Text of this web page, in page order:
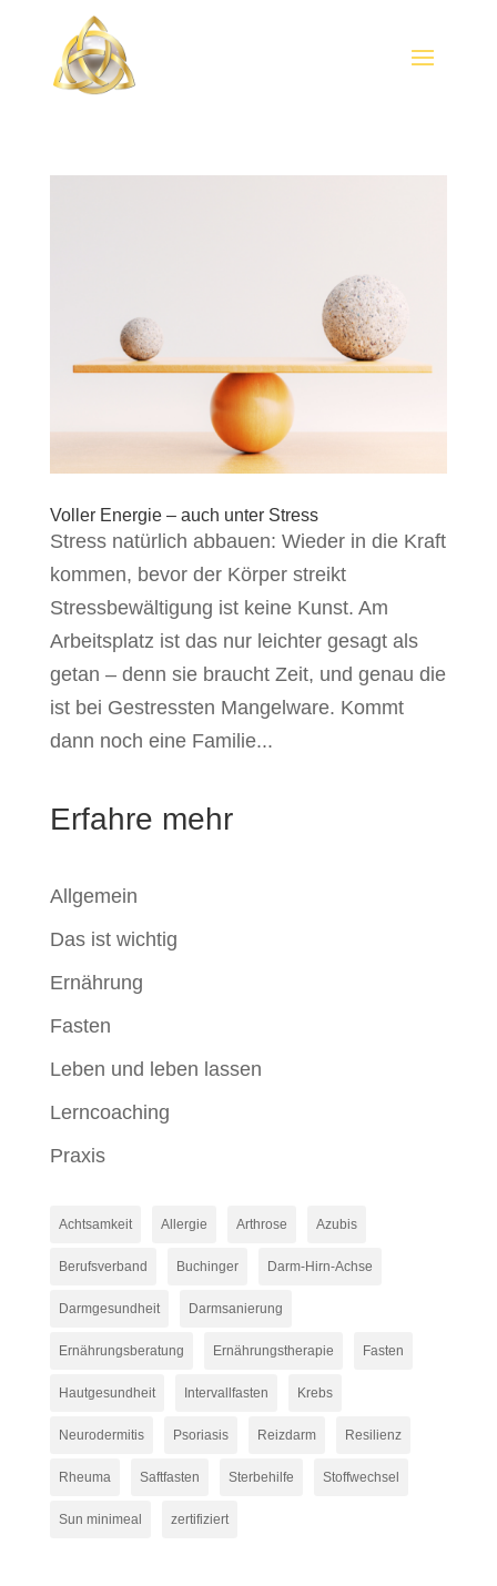
Voller Energie – auch unter Stress
Stress natürlich abbauen: Wieder in die Kraft
kommen, bevor der Körper streikt
Stressbewältigung ist keine Kunst. Am
Arbeitsplatz ist das nur leichter gesagt als
getan – denn sie braucht Zeit, und genau die
ist bei Gestressten Mangelware. Kommt
dann noch eine Familie...
Erfahre mehr
Allgemein
Das ist wichtig
Ernährung
Fasten
Leben und leben lassen
Lerncoaching
Praxis
Achtsamkeit Allergie Arthrose Azubis
Berufsverband Buchinger Darm-Hirn-Achse
Darmgesundheit Darmsanierung
Ernährungsberatung Ernährungstherapie Fasten
Hautgesundheit Intervallfasten Krebs
Neurodermitis Psoriasis Reizdarm Resilienz
Rheuma Saftfasten Sterbehilfe Stoffwechsel
Sun minimeal zertifiziert